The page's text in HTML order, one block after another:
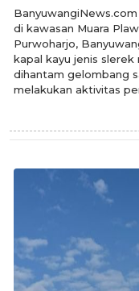
di kawasan Muara
Purwoharjo,
kapal kayu jenis
dihantam gelombang
melakukan aktivitas